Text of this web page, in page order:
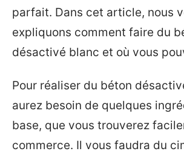
parfait. Dans cet article, nous
expliquons comment faire du
désactivé blanc et où vous
Pour réaliser du béton
aurez besoin de quelques
base, que vous trouverez
commerce. Il vous faudra du